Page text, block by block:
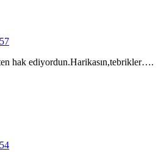
hak ediyordun.Harikasın,tebrikler….